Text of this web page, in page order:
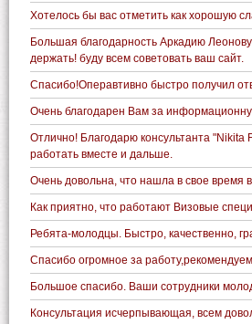
Хотелось бы вас отметить как хорошую
Большая благодарность Аркадию
держать! буду всем советовать ваш сайт.
Спасибо!Операвтивно быстро получил
Очень благодарен Вам за
Отлично! Благодарю консультанта
работать вместе и дальше.
Очень довольна, что нашла в свое время
Как приятно, что работают Визовые
Ребята-молодцы. Быстро, качественно,
Спасибо огромное за
Большое спасибо. Ваши сотрудники
Консультация исчерпывающая, всем